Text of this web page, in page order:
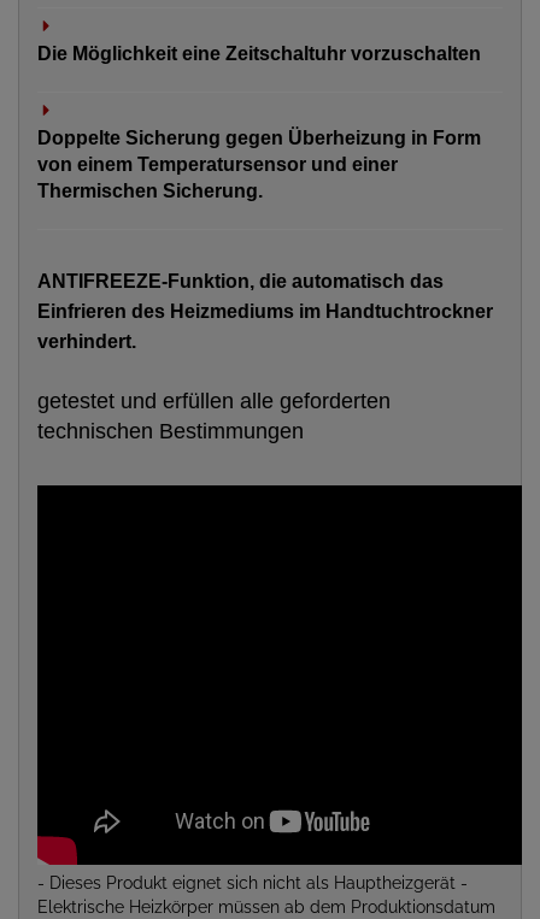
Die Möglichkeit eine Zeitschaltuhr vorzuschalten
Doppelte Sicherung gegen Überheizung in Form
von einem Temperatursensor und einer
Thermischen Sicherung.
ANTIFREEZE-Funktion, die automatisch das
Einfrieren des Heizmediums im Handtuchtrockner
verhindert.
getestet und erfüllen alle geforderten
technischen Bestimmungen
- Dieses Produkt eignet sich nicht als Hauptheizgerät -
Elektrische Heizkörper müssen ab dem Produktionsdatum